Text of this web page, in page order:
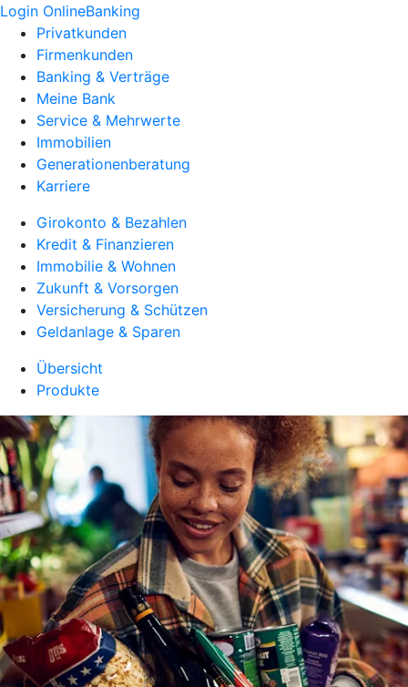
Login OnlineBanking
Privatkunden
Firmenkunden
Banking & Verträge
Meine Bank
Service & Mehrwerte
Immobilien
Generationenberatung
Karriere
Girokonto & Bezahlen
Kredit & Finanzieren
Immobilie & Wohnen
Zukunft & Vorsorgen
Versicherung & Schützen
Geldanlage & Sparen
Übersicht
Produkte